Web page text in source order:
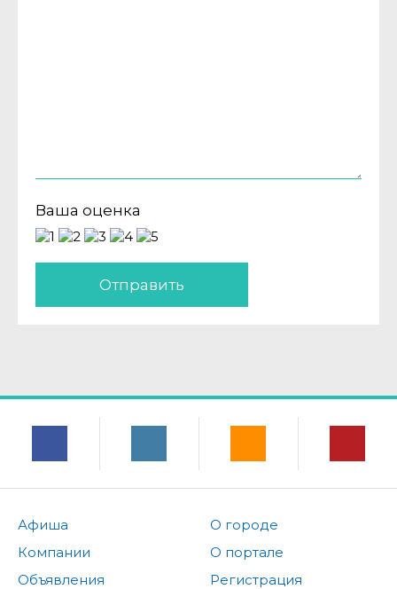
Ваша оценка
Отправить
Афиша
Компании
Объявления
О городе
О портале
Регистрация